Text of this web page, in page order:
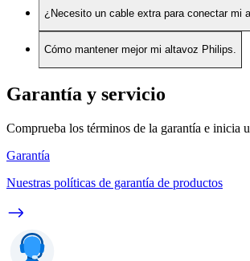
¿Necesito un cable extra para conectar mi
Cómo mantener mejor mi altavoz Philips.
Garantía y servicio
Comprueba los términos de la garantía e inicia
Garantía
Nuestras políticas de garantía de productos